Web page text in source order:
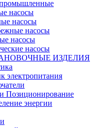
насосы
насосы
насосы
насосы
насосы
ИЗДЕЛИЯ
электропитания
Позиционирование
энергии